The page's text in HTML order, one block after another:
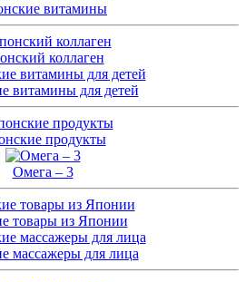
витамины
коллаген
витамины для детей
продукты
Омега – 3
товары из Японии
массажеры для лица